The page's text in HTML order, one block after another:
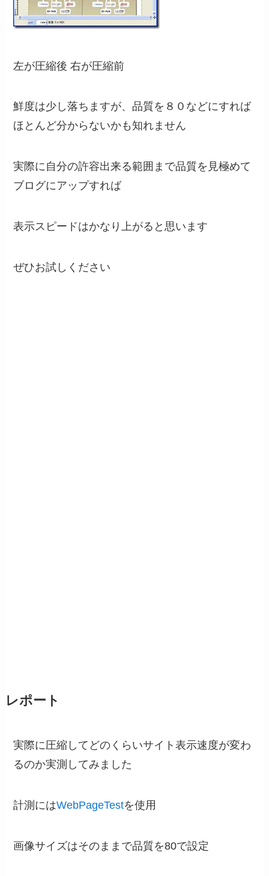
左が圧縮後 右が圧縮前
鮮度は少し落ちますが、品質を８０などにすれば
ほとんど分からないかも知れません
実際に自分の許容出来る範囲まで品質を見極めて
ブログにアップすれば
表示スピードはかなり上がると思います
ぜひお試しください
レポート
実際に圧縮してどのくらいサイト表示速度が変わ
るのか実測してみました
計測にはWebPageTestを使用
画像サイズはそのままで品質を80で設定